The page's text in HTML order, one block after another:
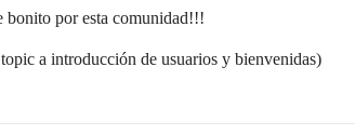
bonito por esta comunidad!!!
a introducción de usuarios y bienvenidas)